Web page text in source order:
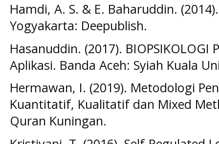
Hamdi, A. S. & E. Baharuddin.
Yogyakarta: Deepublish.
Hasanuddin. (2017). BIOPSIKOLOGI
Aplikasi. Banda Aceh: Syiah Kuala
Hermawan, I. (2019). Metodologi
Kuantitatif, Kualitatif dan Mixed
Quran Kuningan.